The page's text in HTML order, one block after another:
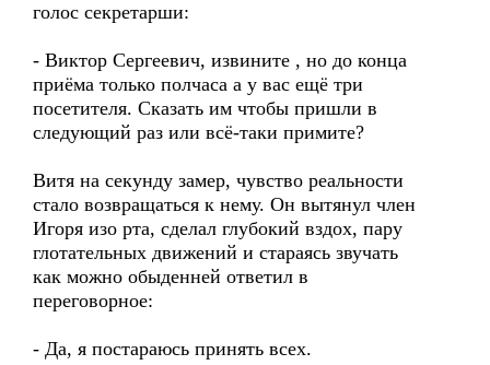
голос секретарши:
- Виктор Сергеевич, извините , но до конца
приёма только полчаса а у вас ещё три
посетителя. Сказать им чтобы пришли в
следующий раз или всё-таки примите?
Витя на секунду замер, чувство реальности
стало возвращаться к нему. Он вытянул член
Игоря изо рта, сделал глубокий вздох, пару
глотательных движений и стараясь звучать
как можно обыденней ответил в
переговорное:
- Да, я постараюсь принять всех.